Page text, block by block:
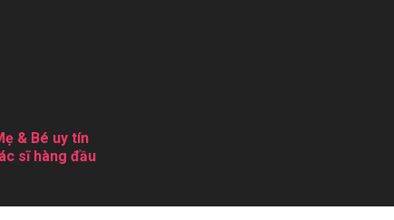
& Bé uy tín
sĩ hàng đầu